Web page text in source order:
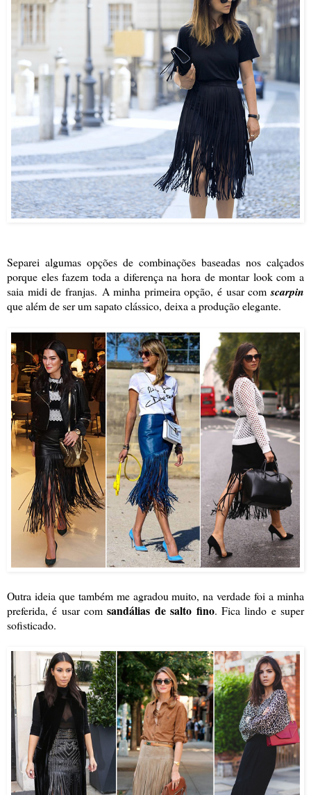
Separei algumas opções de combinações baseadas nos calçados
porque eles fazem toda a diferença na hora de montar look com a
saia midi de franjas. A minha primeira opção, é usar comscarpin
que além de ser um sapato clássico, deixa a produção elegante.
Outra ideia que também me agradou muito, na verdade foi a minha
preferida, é usar comsandálias de salto fino. Fica lindo e super
sofisticado.